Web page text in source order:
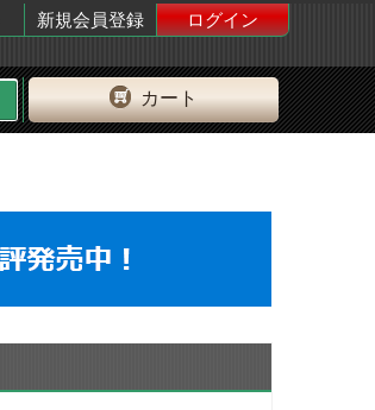
新規会員登録
ログイン
カート